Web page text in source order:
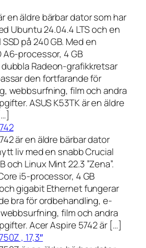
en äldre bärbar dator som har
Ubuntu 24.04.4 LTS och en
på 240 GB. Med en
A6-processor, 4 GB
Radeon-grafikkretsar
den fortfarande för
webbsurfning, film och andra
ASUS K53TK är en äldre
är en äldre bärbar dator
liv med en snabb Crucial
och Linux Mint 22.3 ”Zena”.
i5-processor, 4 GB
gigabit Ethernet fungerar
bra för ordbehandling, e-
film och andra
Acer Aspire 5742 är […]
, 17,3″